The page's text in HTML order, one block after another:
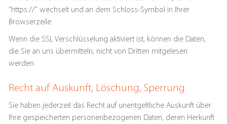
"https://" wechselt und an dem Schloss-Symbol in Ihrer
Browserzeile.
Wenn die SSL Verschlüsselung aktiviert ist, können die Daten,
die Sie an uns übermitteln, nicht von Dritten mitgelesen
werden.
Recht auf Auskunft, Löschung, Sperrung
Sie haben jederzeit das Recht auf unentgeltliche Auskunft über
Ihre gespeicherten personenbezogenen Daten, deren Herkunft